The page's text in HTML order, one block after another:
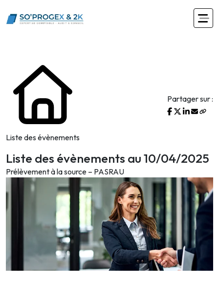
Liste des évènements
Partager sur :
Liste des évènements au 10/04/2025
Prélèvement à la source – PASRAU